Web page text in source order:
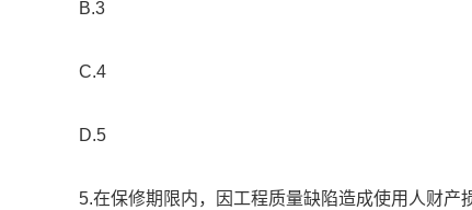
B.3
C.4
D.5
5.在保修期限内，因工程质量缺陷造成使用人财产